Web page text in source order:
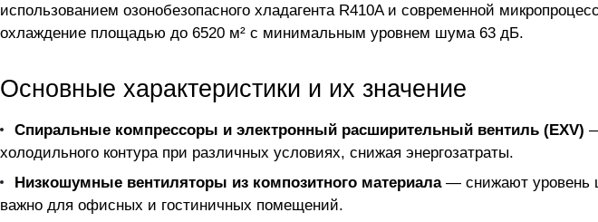
использованием озонобезопасного хладагента R410A и современной
охлаждение площадью до 6520 м² с минимальным уровнем шума 63 дБ.
Основные характеристики и их значение
Спиральные компрессоры и электронный расширительный вентиль (EXV)
холодильного контура при различных условиях, снижая энергозатраты.
Низкошумные вентиляторы из композитного материала— снижают уровень
важно для офисных и гостиничных помещений.